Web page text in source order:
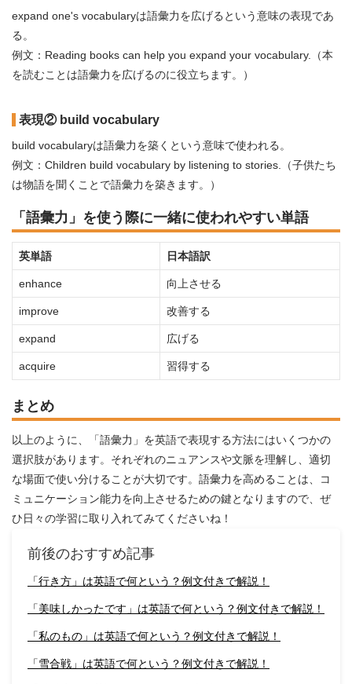
expand one's vocabularyは語彙力を広げるという意味の表現であ
る。
例文：Reading books can help you expand your vocabulary.（本
を読むことは語彙力を広げるのに役立ちます。）
表現② build vocabulary
build vocabularyは語彙力を築くという意味で使われる。
例文：Children build vocabulary by listening to stories.（子供たち
は物語を聞くことで語彙力を築きます。）
「語彙力」を使う際に一緒に使われやすい単語
英単語 日本語訳
enhance 向上させる
improve 改善する
expand 広げる
acquire 習得する
まとめ
以上のように、「語彙力」を英語で表現する方法にはいくつかの
選択肢があります。それぞれのニュアンスや文脈を理解し、適切
な場面で使い分けることが大切です。語彙力を高めることは、コ
ミュニケーション能力を向上させるための鍵となりますので、ぜ
ひ日々の学習に取り入れてみてくださいね！
前後のおすすめ記事
「行き方」は英語で何という？例文付きで解説！
「美味しかったです」は英語で何という？例文付きで解説！
「私のもの」は英語で何という？例文付きで解説！
「雪合戦」は英語で何という？例文付きで解説！